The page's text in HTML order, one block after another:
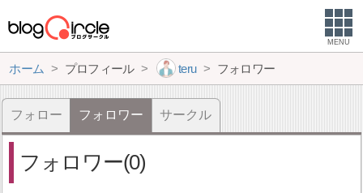
MENU
ホーム プロフィール teru フォロワー
フォロー フォロワー サークル
フォロワー(0)